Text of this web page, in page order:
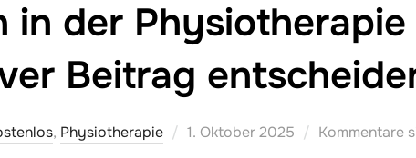
in der
Beitrag
, Physiotherapie
Veröffentlicht
1. Oktober 2025 Kommentare